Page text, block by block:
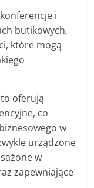
i
butikowych,
które mogą
oferują
co
w
urządzone
w
zapewniające